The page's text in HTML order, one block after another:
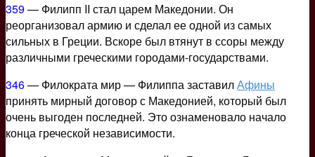
359— Филипп II стал царем Македонии. Он
реорганизовал армию и сделал ее одной из самых
сильных в Греции. Вскоре был втянут в ссоры между
различными греческими городами-государствами.
346— Филократа мир — Филиппа заставилАфины
принять мирный договор с Македонией, который был
очень выгоден последней. Это ознаменовало начало
конца греческой независимости.